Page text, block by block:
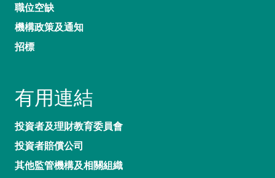
職位空缺
機構政策及通知
招標
有用連結
投資者及理財教育委員會
投資者賠償公司
其他監管機構及相關組織